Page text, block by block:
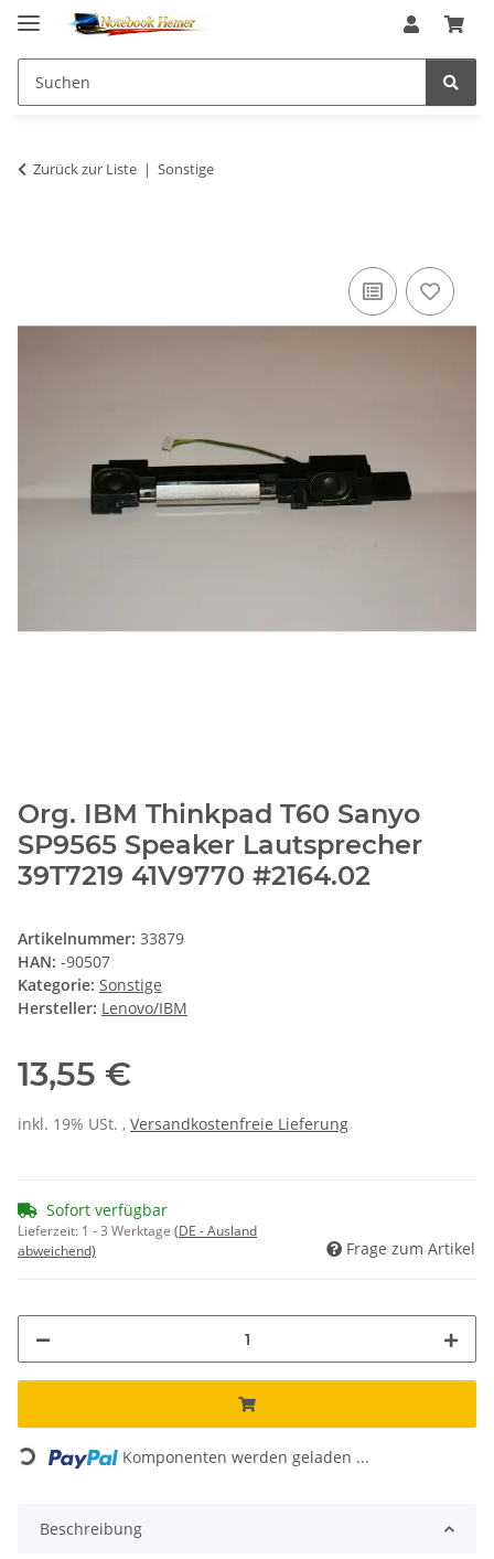
Zurück zur Liste Sonstige
Org. IBM Thinkpad T60 Sanyo
SP9565 Speaker Lautsprecher
39T7219 41V9770 #2164.02
Artikelnummer: 33879
HAN: -90507
Kategorie: Sonstige
Hersteller: Lenovo/IBM
13,55 €
inkl. 19% USt. , Versandkostenfreie Lieferung
Sofort verfügbar
Lieferzeit: 1 - 3 Werktage (DE - Ausland
abweichend)
Frage zum Artikel
Loading... Komponenten werden geladen ...
Beschreibung